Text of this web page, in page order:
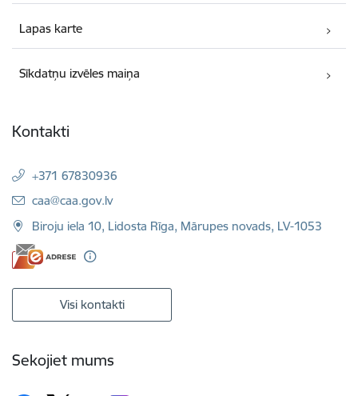
Lapas karte
Sīkdatņu izvēles maiņa
Kontakti
+371 67830936
E-pasts:
caa@caa.gov.lv
Biroju iela 10, Lidosta Rīga, Mārupes novads, LV-1053
Visi kontakti
Sekojiet mums